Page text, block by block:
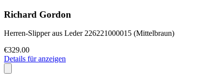
Richard Gordon
Herren-Slipper aus Leder 226221000015 (Mittelbraun)
€329.00
Details für anzeigen